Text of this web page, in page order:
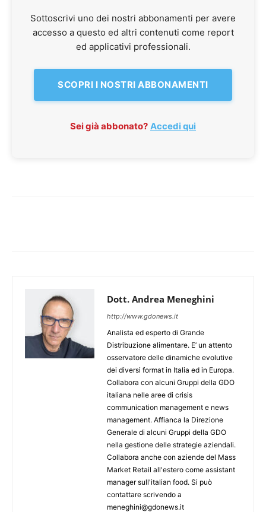
Sottoscrivi uno dei nostri abbonamenti per avere
accesso a questo ed altri contenuti come report
ed applicativi professionali.
SCOPRI I NOSTRI ABBONAMENTI
Sei già abbonato? Accedi qui
Dott. Andrea Meneghini
http://www.gdonews.it
Analista ed esperto di Grande
Distribuzione alimentare. E’ un attento
osservatore delle dinamiche evolutive
dei diversi format in Italia ed in Europa.
Collabora con alcuni Gruppi della GDO
italiana nelle aree di crisis
communication management e news
management. Affianca la Direzione
Generale di alcuni Gruppi della GDO
nella gestione delle strategie aziendali.
Collabora anche con aziende del Mass
Market Retail all'estero come assistant
manager sull'italian food. Si può
contattare scrivendo a
meneghini@gdonews.it